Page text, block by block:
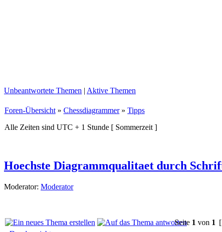
Unbeantwortete Themen | Aktive Themen
Foren-Übersicht » Chessdiagrammer» Tipps
Alle Zeiten sind UTC + 1 Stunde [ Sommerzeit ]
Hoechste Diagrammqualitaet durch
Moderator: Moderator
Seite 1 von 1